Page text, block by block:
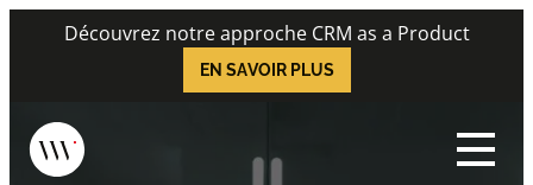
Découvrez notre approche CRM as a Product
EN SAVOIR PLUS
Menu